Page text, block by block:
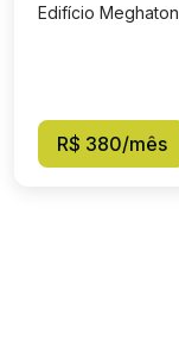
Edifício
R$ 380/mês